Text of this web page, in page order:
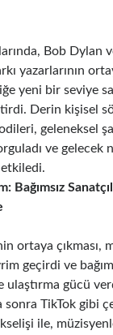
Bob Dylan
yazarlarının
yeni bir seviye
Derin kişisel
geleneksel
ve gelecek
etkiledi.
Bağımsız
ortaya çıkması,
geçirdi ve
ulaştırma gücü
sonra TikTok gibi
ile,